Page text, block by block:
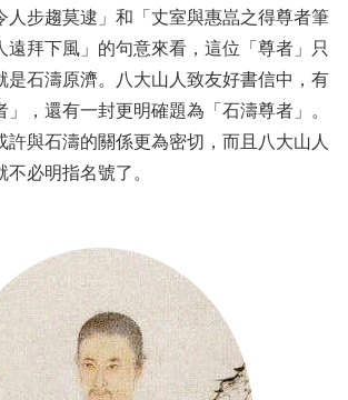
人步趨莫逮」和「丈室與惠嵓之得尊者筆
遠拜下風」的句意來看，這位「尊者」只
是石濤原濟。八大山人致友好書信中，有
，還有一封更明確題為「石濤尊者」。
許與石濤的關係更為密切，而且八大山人
必明指名號了。